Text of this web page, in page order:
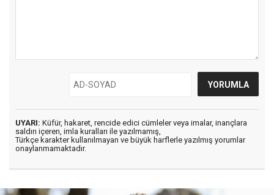
UYARI: Küfür, hakaret, rencide edici cümleler veya imalar, inançlara
saldırı içeren, imla kuralları ile yazılmamış,
Türkçe karakter kullanılmayan ve büyük harflerle yazılmış yorumlar
onaylanmamaktadır.